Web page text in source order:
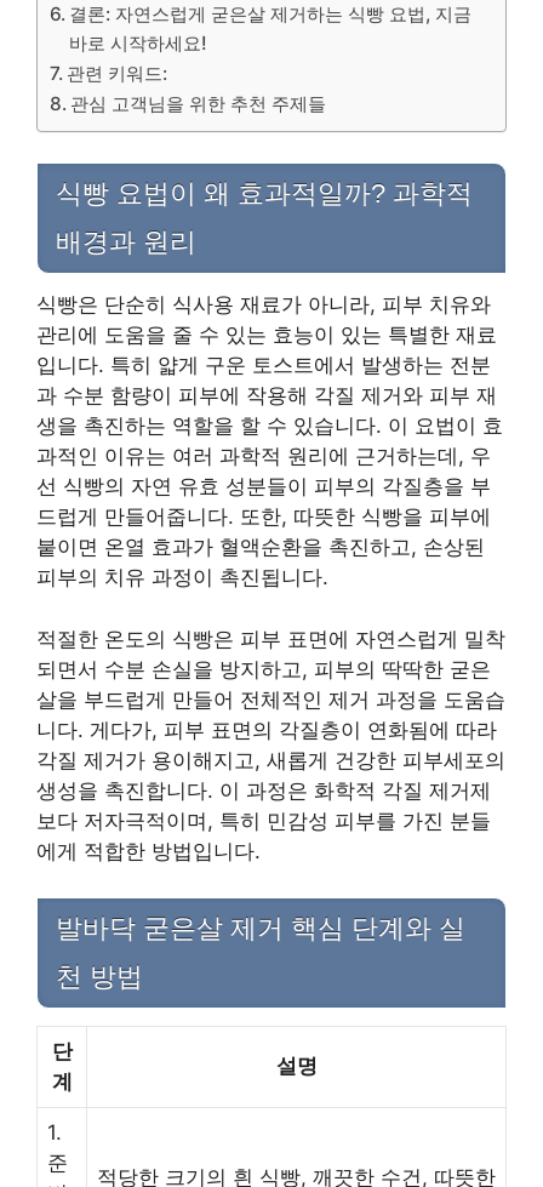
결론: 자연스럽게 굳은살 제거하는 식빵 요법, 지금
바로 시작하세요!
관련 키워드:
관심 고객님을 위한 추천 주제들
식빵 요법이 왜 효과적일까? 과학적
배경과 원리
식빵은 단순히 식사용 재료가 아니라, 피부 치유와
관리에 도움을 줄 수 있는 효능이 있는 특별한 재료
입니다. 특히 얇게 구운 토스트에서 발생하는 전분
과 수분 함량이 피부에 작용해 각질 제거와 피부 재
생을 촉진하는 역할을 할 수 있습니다. 이 요법이 효
과적인 이유는 여러 과학적 원리에 근거하는데, 우
선 식빵의 자연 유효 성분들이 피부의 각질층을 부
드럽게 만들어줍니다. 또한, 따뜻한 식빵을 피부에
붙이면 온열 효과가 혈액순환을 촉진하고, 손상된
피부의 치유 과정이 촉진됩니다.
적절한 온도의 식빵은 피부 표면에 자연스럽게 밀착
되면서 수분 손실을 방지하고, 피부의 딱딱한 굳은
살을 부드럽게 만들어 전체적인 제거 과정을 도움습
니다. 게다가, 피부 표면의 각질층이 연화됨에 따라
각질 제거가 용이해지고, 새롭게 건강한 피부세포의
생성을 촉진합니다. 이 과정은 화학적 각질 제거제
보다 저자극적이며, 특히 민감성 피부를 가진 분들
에게 적합한 방법입니다.
발바닥 굳은살 제거 핵심 단계와 실
천 방법
단
계
설명
1.
준
적당한 크기의 흰 식빵, 깨끗한 수건, 따뜻한